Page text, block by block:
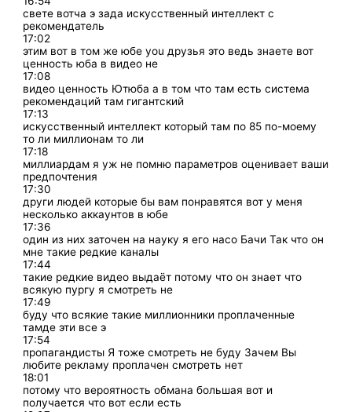
свете вотча э зада искусственный интеллект с
рекомендатель
17:02
этим вот в том же юбе you друзья это ведь знаете вот
ценность юба в видео не
17:08
видео ценность Ютюба а в том что там есть система
рекомендаций там гигантский
17:13
искусственный интеллект который там по 85 по-моему
то ли миллионам то ли
17:18
миллиардам я уж не помню параметров оценивает ваши
предпочтения
17:30
други людей которые бы вам понравятся вот у меня
несколько аккаунтов в юбе
17:36
один из них заточен на науку я его насо Бачи Так что он
мне такие редкие каналы
17:44
такие редкие видео выдаёт потому что он знает что
всякую пургу я смотреть не
17:49
буду что всякие такие миллионники проплаченные
тамде эти все э
17:54
пропагандисты Я тоже смотреть не буду Зачем Вы
любите рекламу проплачен смотреть нет
18:01
потому что вероятность обмана большая вот и
получается что вот если есть